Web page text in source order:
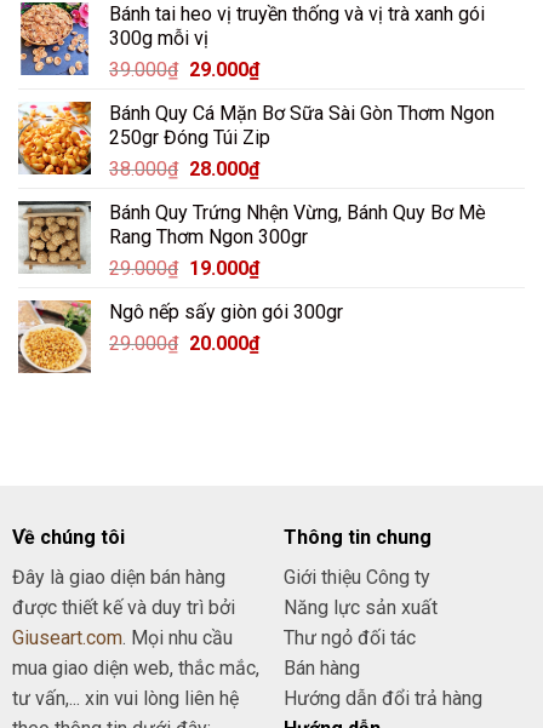
29.000₫.là:
Bánh tai heo vị truyền thống và vị trà xanh gói
300g mỗi vị
39.000₫ Giá
là:
39.000₫.
29.000₫Giá
tại
là:
29.000₫.
Bánh Quy Cá Mặn Bơ Sữa Sài Gòn Thơm Ngon
250gr Đóng Túi Zip
38.000₫ Giá
là:
38.000₫.
28.000₫Giá
tại
là:
28.000₫.
Bánh Quy Trứng Nhện Vừng, Bánh Quy Bơ Mè
Rang Thơm Ngon 300gr
29.000₫ Giá
là:
29.000₫.
19.000₫Giá
tại
là:
Ngô nếp sấy giòn gói 300gr
29.000₫ Giá
20.000₫Giá
Về chúng tôi
Đây là giao diện bán hàng
được thiết kế và duy trì bởi
Giuseart.com. Mọi nhu cầu
mua giao diện web, thắc mắc,
tư vấn,... xin vui lòng liên hệ
Thông tin chung
Giới thiệu Công ty
Năng lực sản xuất
Thư ngỏ đối tác
Bán hàng
Hướng dẫn đổi trả hàng